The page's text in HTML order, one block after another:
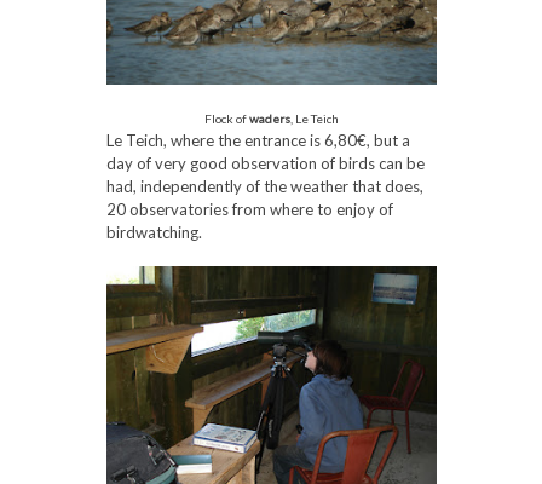
Flock ofwaders, Le Teich
Le Teich, where the entrance is 6,80€, but a
day of very good observation of birds can be
had, independently of the weather that does,
20 observatories from where to enjoy of
birdwatching.